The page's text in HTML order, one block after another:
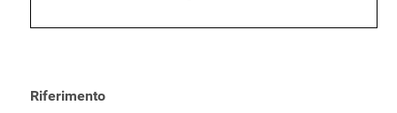
Riferimento